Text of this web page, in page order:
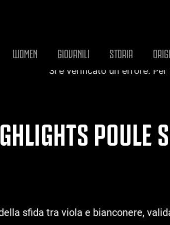
WOMEN GIOVANILI STORIA
Si è verificato un errore.
POULE
sfida tra viola e bianconere,